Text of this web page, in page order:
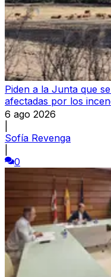
Piden a la Junta que
afectadas por los
6 ago 2026
Sofía Revenga
0